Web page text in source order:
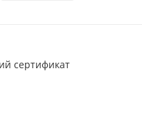
сертификат